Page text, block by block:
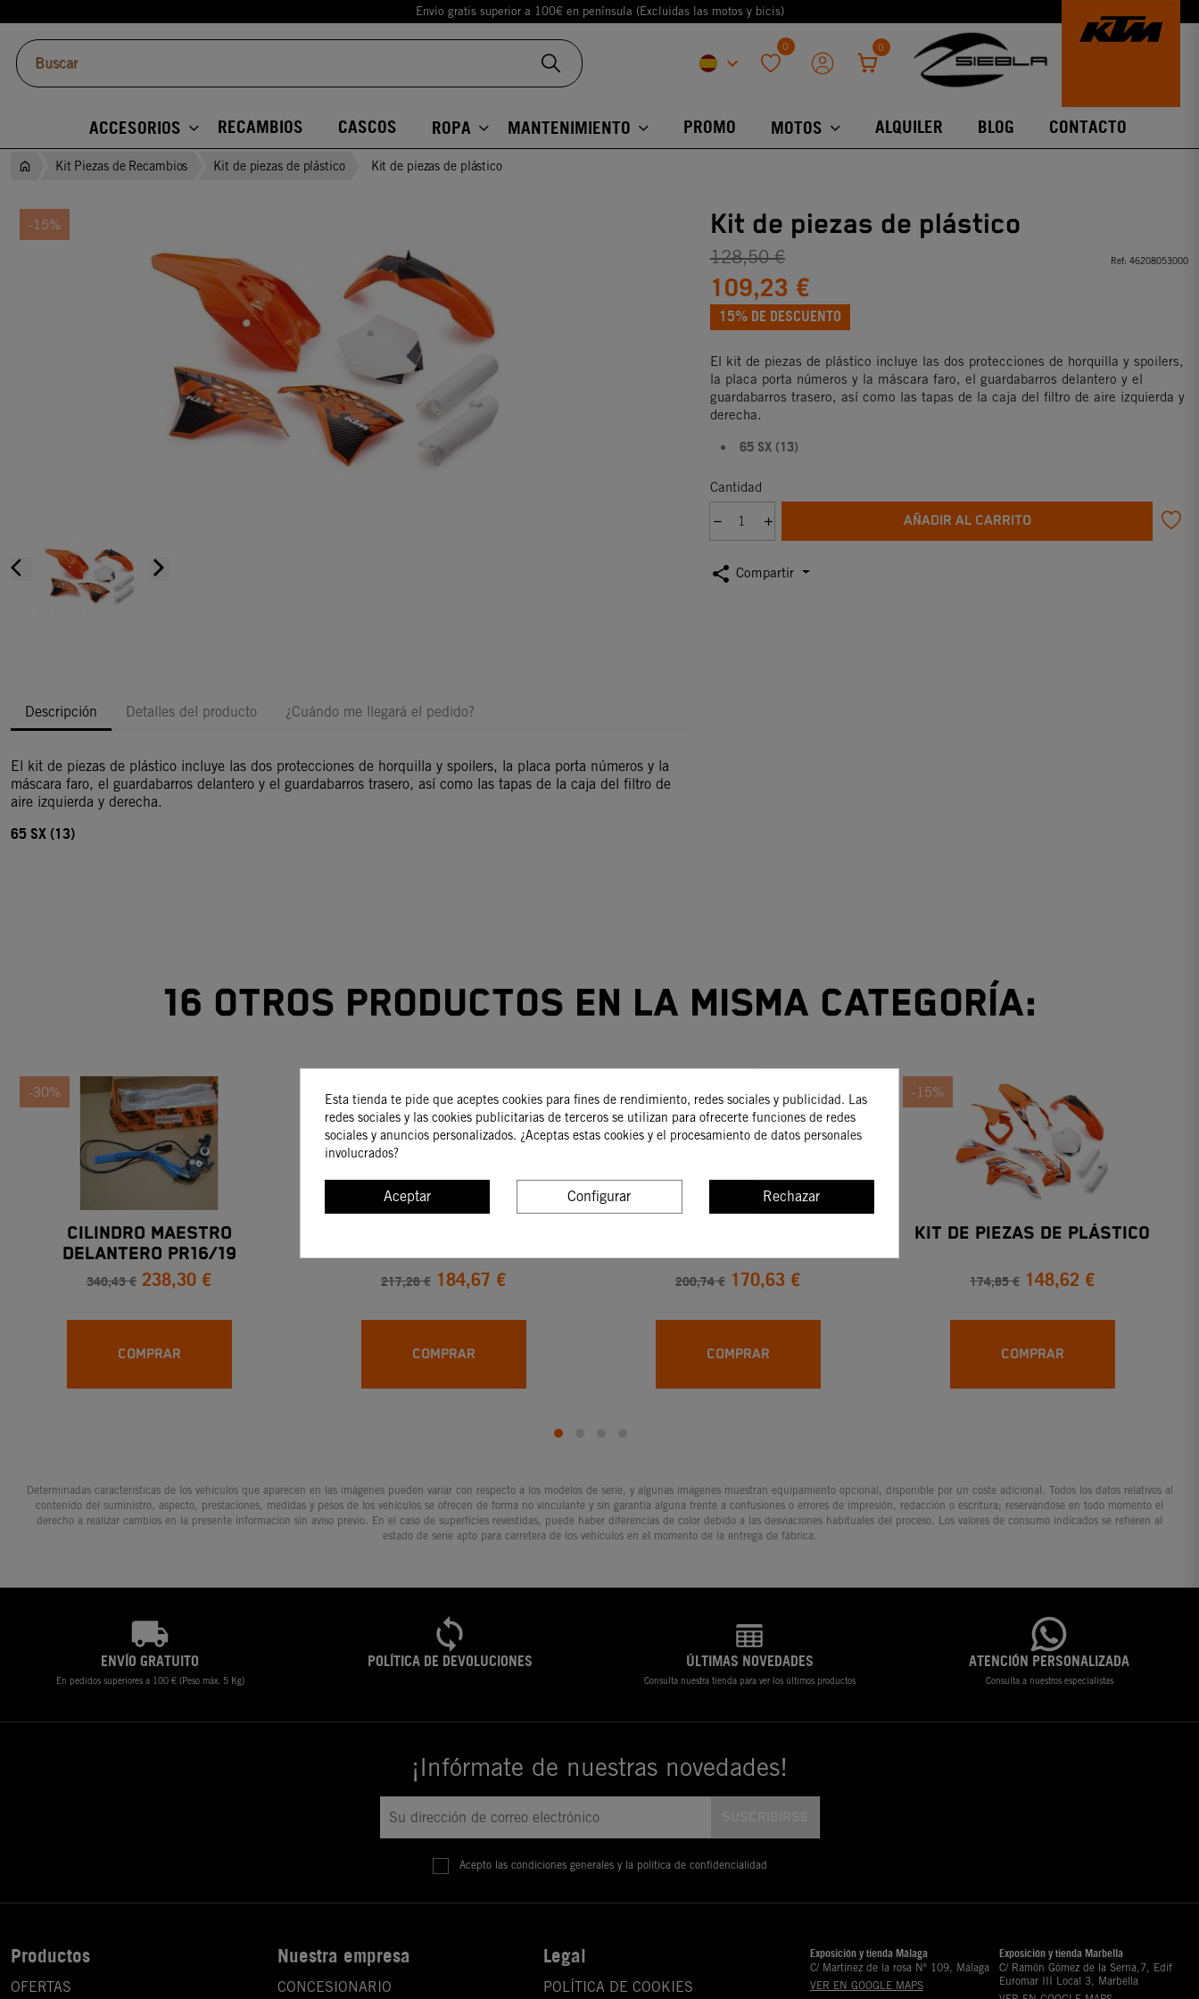
Envio gratis superior a 100€ en península (Excluidas las motos y bicis)
keyboard_arrow_down
0 0
ACCESORIOS RECAMBIOS CASCOS ROPA MANTENIMIENTO PROMO MOTOS ALQUILER BLOG CONTACTO
Kit Piezas de Recambios Kit de piezas de plástico Kit de piezas de plástico
-15%
arrow_back_ios arrow_forward_ios
Descripción Detalles del producto ¿Cuándo me llegará el pedido?
El kit de piezas de plástico incluye las dos protecciones de horquilla y spoilers, la placa porta números y la
máscara faro, el guardabarros delantero y el guardabarros trasero, así como las tapas de la caja del filtro de
aire izquierda y derecha.
65 SX (13)
Kit de piezas de plástico
128,50 €
109,23 €
15% DE DESCUENTO
Ref: 46208053000
El kit de piezas de plástico incluye las dos protecciones de horquilla y spoilers,
la placa porta números y la máscara faro, el guardabarros delantero y el
guardabarros trasero, así como las tapas de la caja del filtro de aire izquierda y
derecha.
65 SX (13)
Cantidad
AÑADIR AL CARRITO
share Compartir
16 otros productos en la misma categoría:
-30%
CILINDRO MAESTRO
DELANTERO PR16/19
340,43 € 238,30 €
COMPRAR
-15%
217,26 € 184,67 €
COMPRAR
-15%
200,74 € 170,63 €
COMPRAR
-15%
Kit De Piezas De Plástico
174,85 € 148,62 €
COMPRAR
Determinadas características de los vehículos que aparecen en las imágenes pueden variar con respecto a los modelos de serie, y algunas imágenes muestran equipamiento opcional, disponible por un coste adicional. Todos los datos relativos al
contenido del suministro, aspecto, prestaciones, medidas y pesos de los vehículos se ofrecen de forma no vinculante y sin garantía alguna frente a confusiones o errores de impresión, redacción o escritura; reservándose en todo momento el
derecho a realizar cambios en la presente información sin aviso previo. En el caso de superficies revestidas, puede haber diferencias de color debido a las desviaciones habituales del proceso. Los valores de consumo indicados se refieren al
estado de serie apto para carretera de los vehículos en el momento de la entrega de fábrica.
ENVÍO GRATUITO
En pedidos superiores a 100 € (Peso máx. 5 Kg)
POLÍTICA DE DEVOLUCIONES ÚLTIMAS NOVEDADES
Consulta nuestra tienda para ver los últimos productos
ATENCIÓN PERSONALIZADA
Consulta a nuestros especialistas
¡Infórmate de nuestras novedades!
Acepto las condiciones generales y la política de confidencialidad
Productos
OFERTAS
Nuestra empresa
CONCESIONARIO
Legal
POLÍTICA DE COOKIES
Exposición y tienda Málaga
C/ Martinez de la rosa Nº 109, Málaga
VER EN GOOGLE MAPS
Exposición y tienda Marbella
C/ Ramón Gómez de la Serna,7, Edif
Euromar III Local 3, Marbella
Esta tienda te pide que aceptes cookies para fines de rendimiento, redes sociales y publicidad. Las
redes sociales y las cookies publicitarias de terceros se utilizan para ofrecerte funciones de redes
sociales y anuncios personalizados. ¿Aceptas estas cookies y el procesamiento de datos personales
involucrados?
Aceptar Configurar Rechazar